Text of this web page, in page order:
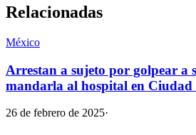
Relacionadas
México
Arrestan a sujeto por golpear a
mandarla al hospital en
26 de febrero de 2025·